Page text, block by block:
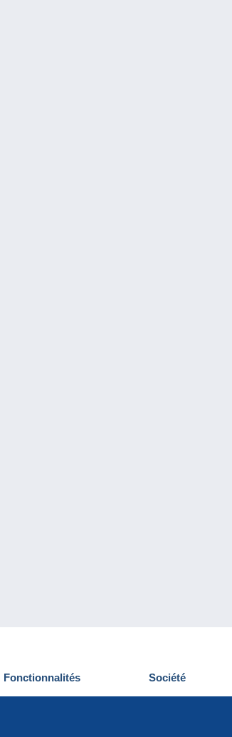
Fonctionnalités
Nouveautés
Société
Qui sommes-nous